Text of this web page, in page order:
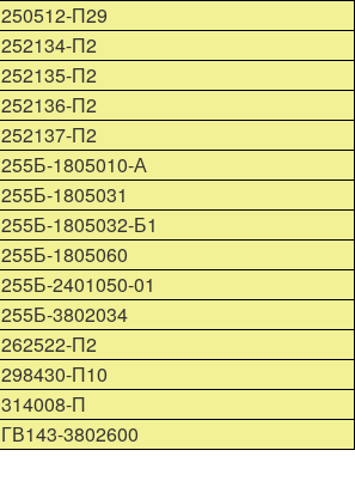
250512-П29
252134-П2
252135-П2
252136-П2
252137-П2
255Б-1805010-А
255Б-1805031
255Б-1805032-Б1
255Б-1805060
255Б-2401050-01
255Б-3802034
262522-П2
298430-П10
314008-П
ГВ143-3802600